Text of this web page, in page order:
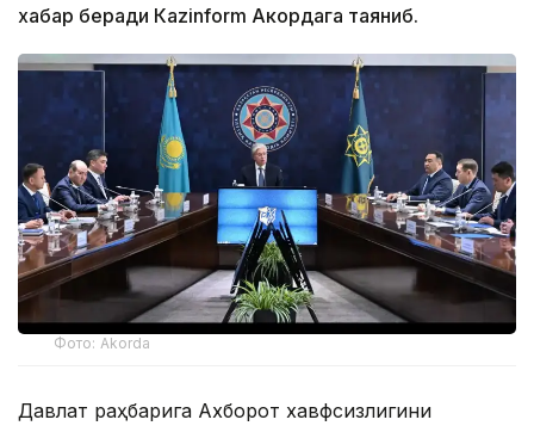
хабар беради Каzinform Акордага таяниб.
Фото: Akorda
Давлат раҳбарига Ахборот хавфсизлигини